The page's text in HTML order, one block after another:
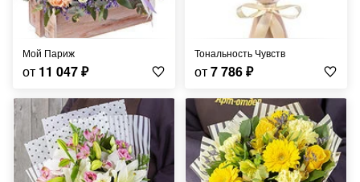
Мой Париж
от 11 047₽
Тональность Чувств
от7 786₽